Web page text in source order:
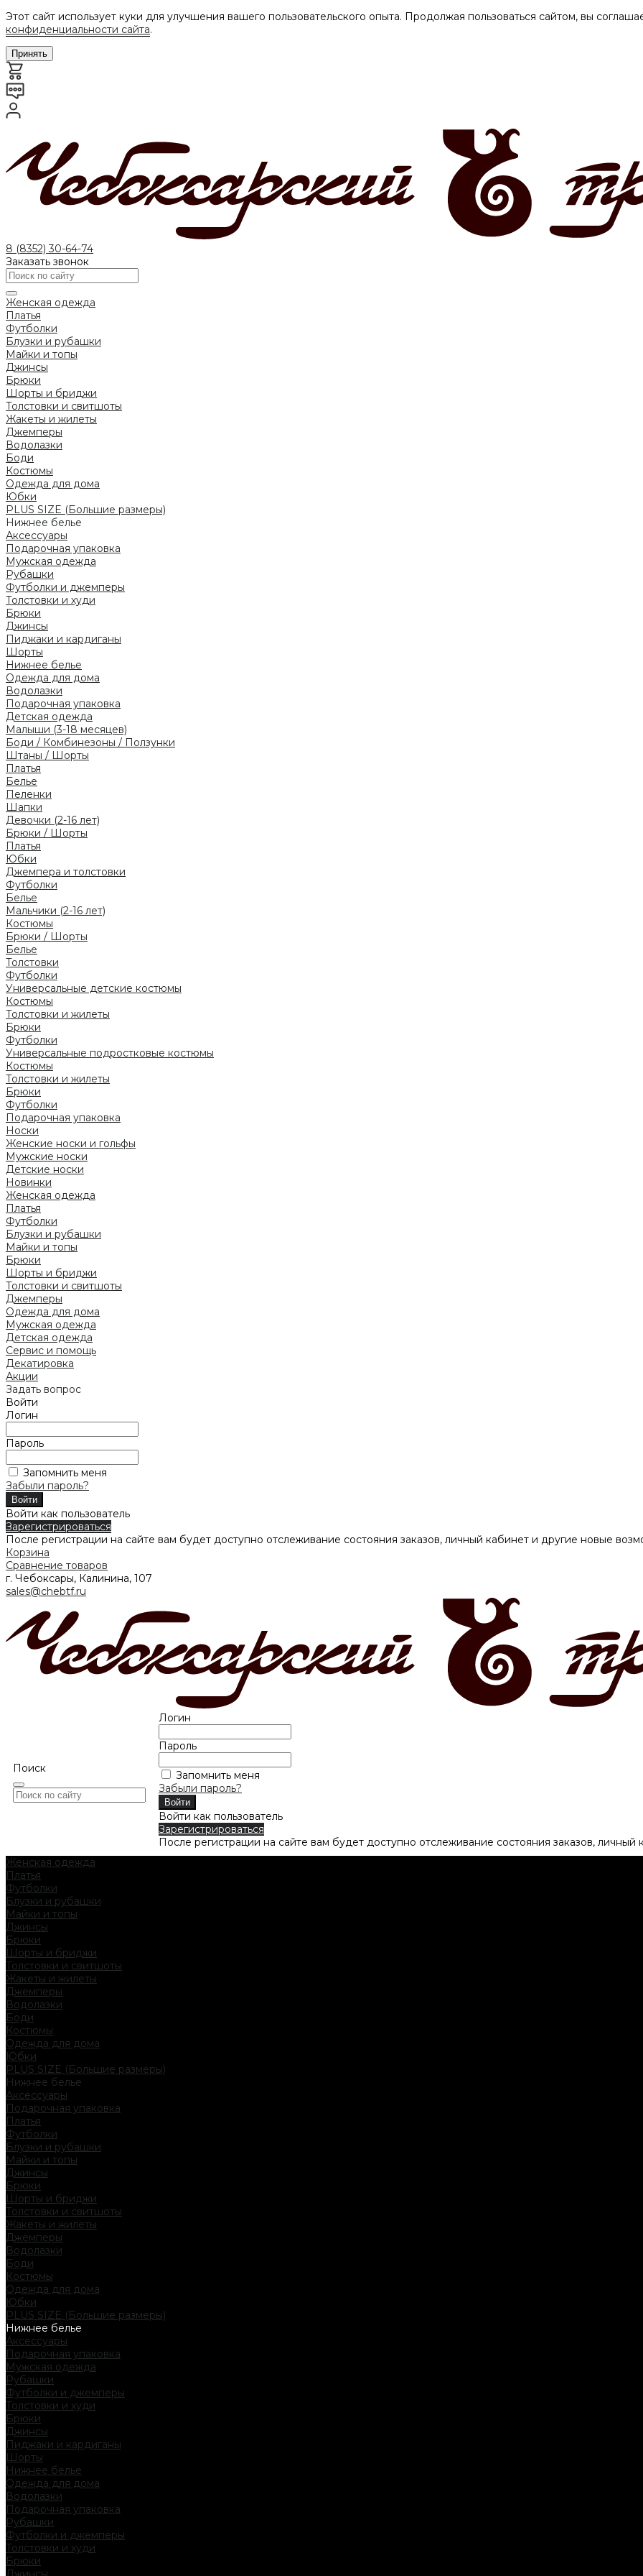
Этот сайт использует куки для улучшения вашего пользовательского опыта. Продолжая пользоваться сайтом, вы
конфиденциальности сайта.
Принять
8 (8352) 30-64-74
Заказать звонок
Женская одежда
Платья
Футболки
Блузки и рубашки
Майки и топы
Джинсы
Брюки
Шорты и бриджи
Толстовки и свитшоты
Жакеты и жилеты
Джемперы
Водолазки
Боди
Костюмы
Одежда для дома
Юбки
PLUS SIZE (Большие размеры)
Нижнее белье
Аксессуары
Подарочная упаковка
Мужская одежда
Рубашки
Футболки и джемперы
Толстовки и худи
Брюки
Джинсы
Пиджаки и кардиганы
Шорты
Нижнее белье
Одежда для дома
Водолазки
Подарочная упаковка
Детская одежда
Малыши (3-18 месяцев)
Боди / Комбинезоны / Ползунки
Штаны / Шорты
Платья
Белье
Пеленки
Шапки
Девочки (2-16 лет)
Брюки / Шорты
Платья
Юбки
Джемпера и толстовки
Футболки
Белье
Мальчики (2-16 лет)
Костюмы
Брюки / Шорты
Белье
Толстовки
Футболки
Универсальные детские костюмы
Костюмы
Толстовки и жилеты
Брюки
Футболки
Универсальные подростковые костюмы
Костюмы
Толстовки и жилеты
Брюки
Футболки
Подарочная упаковка
Носки
Женские носки и гольфы
Мужские носки
Детские носки
Новинки
Женская одежда
Платья
Футболки
Блузки и рубашки
Майки и топы
Брюки
Шорты и бриджи
Толстовки и свитшоты
Джемперы
Одежда для дома
Мужская одежда
Детская одежда
Сервис и помощь
Декатировка
Акции
Задать вопрос
Войти
Логин
Пароль
Запомнить меня
Забыли пароль?
Войти как пользователь
Зарегистрироваться
После регистрации на сайте вам будет доступно отслеживание состояния заказов, личный кабинет и другие новые
Корзина
Сравнение товаров
г. Чебоксары, Калинина, 107
sales@chebtf.ru
Поиск
Логин
Пароль
Запомнить меня
Забыли пароль?
Войти как пользователь
Зарегистрироваться
После регистрации на сайте вам будет доступно отслеживание состояния заказов,
Женская одежда
Платья
Футболки
Блузки и рубашки
Майки и топы
Джинсы
Брюки
Шорты и бриджи
Толстовки и свитшоты
Жакеты и жилеты
Джемперы
Водолазки
Боди
Костюмы
Одежда для дома
Юбки
PLUS SIZE (Большие размеры)
Нижнее белье
Аксессуары
Подарочная упаковка
Платья
Футболки
Блузки и рубашки
Майки и топы
Джинсы
Брюки
Шорты и бриджи
Толстовки и свитшоты
Жакеты и жилеты
Джемперы
Водолазки
Боди
Костюмы
Одежда для дома
Юбки
PLUS SIZE (Большие размеры)
Нижнее белье
Аксессуары
Подарочная упаковка
Мужская одежда
Рубашки
Футболки и джемперы
Толстовки и худи
Брюки
Джинсы
Пиджаки и кардиганы
Шорты
Нижнее белье
Одежда для дома
Водолазки
Подарочная упаковка
Рубашки
Футболки и джемперы
Толстовки и худи
Брюки